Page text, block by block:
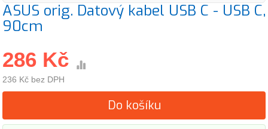
ASUS orig. Datový kabel USB C - USB C,
90cm
286 Kč
236 Kč bez DPH
Do košíku